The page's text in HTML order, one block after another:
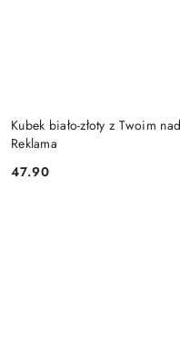
Kubek biało-złoty z Twoim
Reklama
Cena:
47.90